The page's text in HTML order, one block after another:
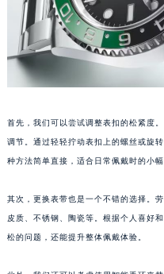
首先，我们可以尝试调整表扣的松紧度
调节。通过轻轻拧动表扣上的螺丝或旋
种方法简单直接，适合日常佩戴时的小幅
其次，更换表带也是一个不错的选择。
皮质、不锈钢、陶瓷等。根据个人喜好
松的问题，还能提升整体佩戴体验。